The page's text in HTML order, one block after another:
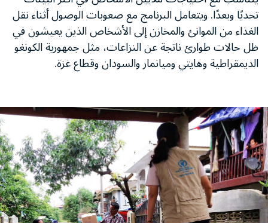
تحديًا وبعدًا. ويتعامل البرنامج مع صعوبات الوصول أثناء نقل
الغذاء من الموانئ والمخازن إلى الأشخاص الذين يعيشون في
ظل حالات طوارئ ناتجة عن النزاعات، مثل جمهورية الكونغو
الديمقراطية وهايتي وميانمار والسودان وقطاع غزة.